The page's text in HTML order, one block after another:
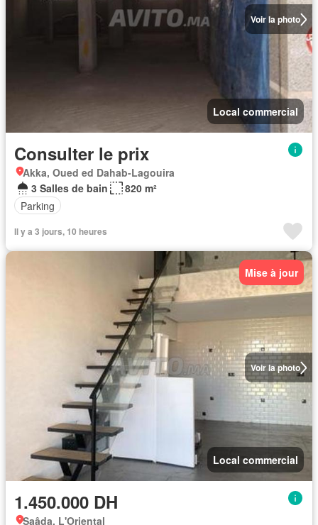
Voir la photo
Local commercial
Consulter le prix
Akka, Oued ed Dahab-Lagouira
3 Salles de bain
820 m²
Parking
Il y a 3 jours, 10 heures
Voir la photo
Mise à jour
Local commercial
1.450.000 DH
Saâda, L'Oriental